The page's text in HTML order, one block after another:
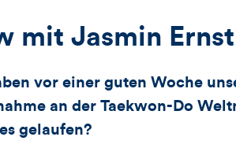
mit Jasmin Ernst
vor einer guten Woche
an der Taekwon-Do
gelaufen?